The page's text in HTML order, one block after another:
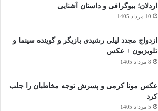
اردلان؛ بیوگرافی و داستان آشنایی
10 مرداد 1405
ازدواج مجدد لیلی رشیدی بازیگر و گوینده سینما و
تلویزیون + عکس
8 مرداد 1405
عکس مونا کرمی و پسرش توجه مخاطبان را جلب
کرد
5 مرداد 1405